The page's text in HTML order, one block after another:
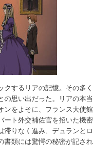
するリアの記憶。その多く
の思い出だった。リアの本当
ンをよそに、フランス大使館
ート外交補佐官を招いた機密
滞りなく進み、デュランとロ
書類には驚愕の秘密が記され